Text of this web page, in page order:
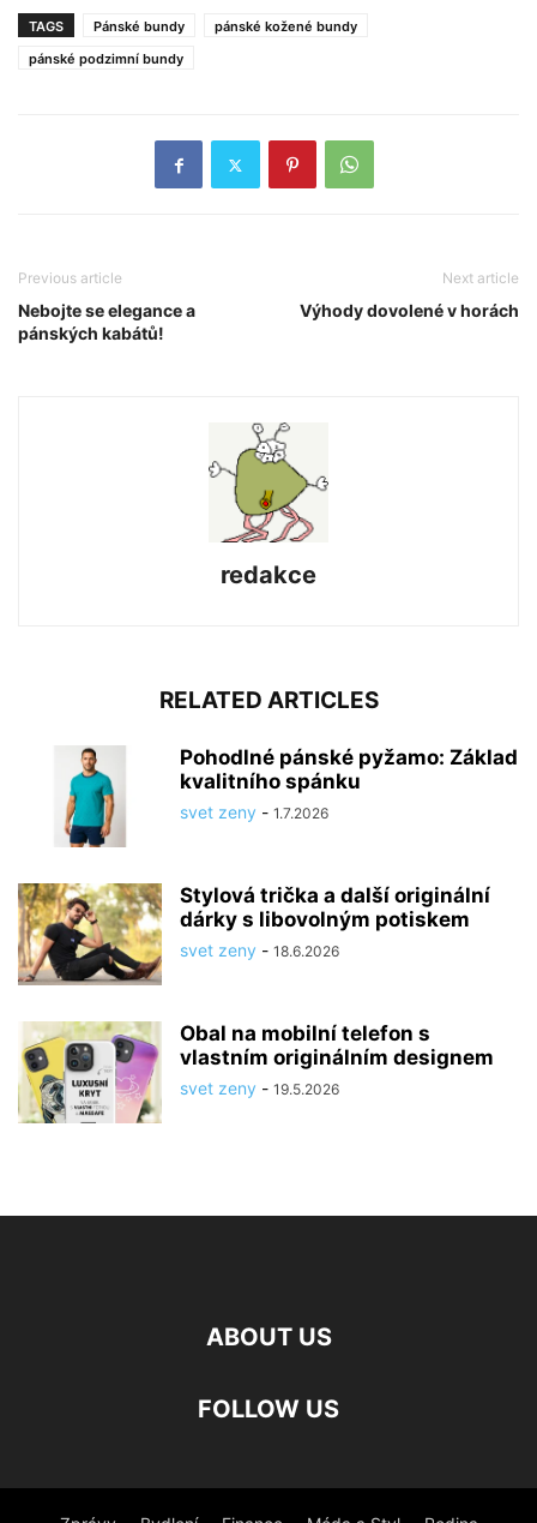
TAGS Pánské bundy
pánské kožené bundy
pánské podzimní bundy
Previous article
Nebojte se elegance a
pánských kabátů!
Next article
Výhody dovolené v horách
redakce
RELATED ARTICLES
Pohodlné pánské pyžamo: Základ
kvalitního spánku
svet zeny - 1.7.2026
Stylová trička a další originální
dárky s libovolným potiskem
svet zeny - 18.6.2026
Obal na mobilní telefon s
vlastním originálním designem
svet zeny - 19.5.2026
ABOUT US
FOLLOW US